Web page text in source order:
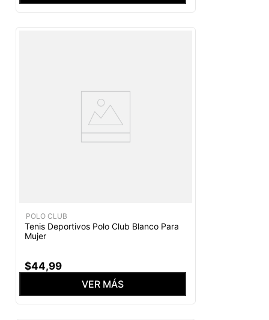
POLO CLUB
Tenis Deportivos Polo Club Blanco Para
Mujer
$44,99
VER MÁS